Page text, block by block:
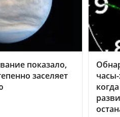
показало,
заселяет